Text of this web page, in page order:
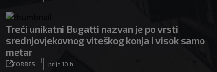
Treći unikatni Bugatti nazvan je po vrsti
srednjovjekovnog viteškog konja i visok samo
metar
FORBES
|
prije 10 h